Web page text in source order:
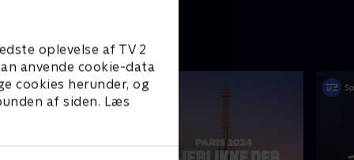
oplevelse af TV 2
anvende cookie-data
cookies herunder, og
af siden. Læs